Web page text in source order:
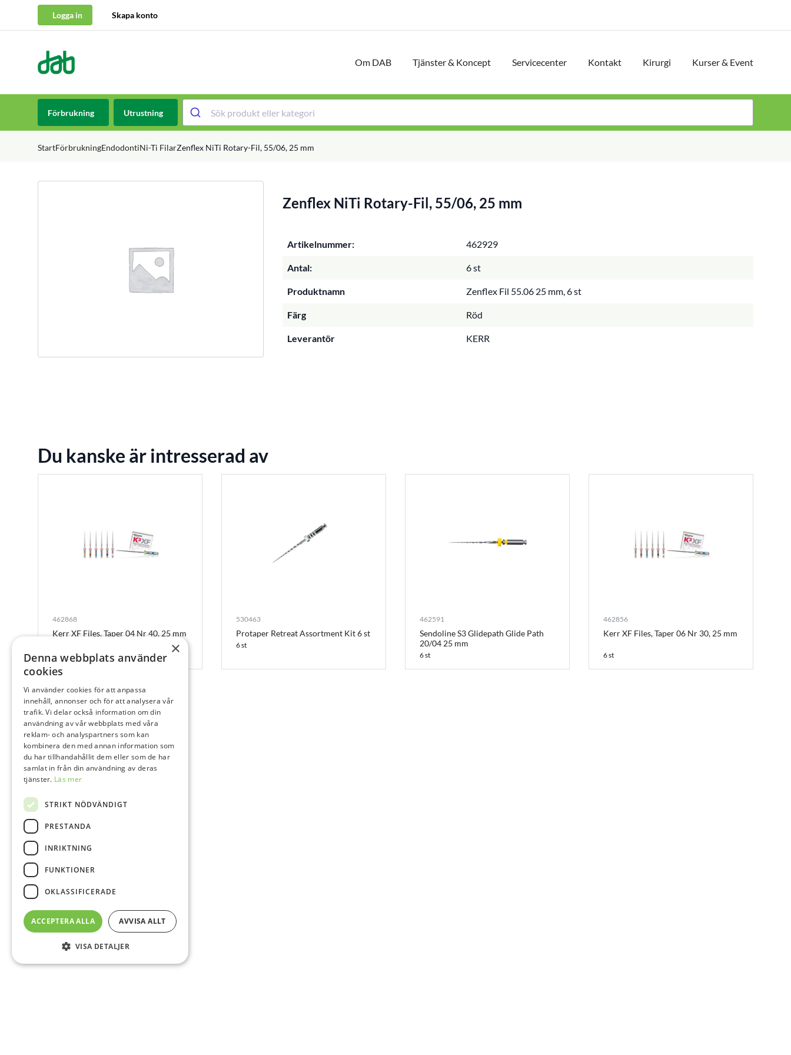
Logga in Skapa konto
DAB Dental Om DAB Tjänster & Koncept Servicecenter Kontakt Kirurgi Kurser & Event
Förbrukning Utrustning
StartFörbrukningEndodontiNi-Ti FilarZenflex NiTi Rotary-Fil, 55/06, 25 mm
Zenflex NiTi Rotary-Fil, 55/06, 25 mm
Artikelnummer: 462929
Antal: 6 st
Produktnamn Zenflex Fil 55.06 25 mm, 6 st
Färg Röd
Leverantör KERR
Du kanske är intresserad av
462868
Kerr XF Files, Taper 04 Nr 40, 25 mm
6 st
530463
Protaper Retreat Assortment Kit 6 st
6 st
462591
Sendoline S3 Glidepath Glide Path
20/04 25 mm
6 st
462856
Kerr XF Files, Taper 06 Nr 30, 25 mm
6 st
×
Denna webbplats använder
cookies
Vi använder cookies för att anpassa
innehåll, annonser och för att analysera vår
trafik. Vi delar också information om din
användning av vår webbplats med våra
reklam- och analyspartners som kan
kombinera den med annan information som
du har tillhandahållit dem eller som de har
samlat in från din användning av deras
tjänster. Läs mer
STRIKT NÖDVÄNDIGT
PRESTANDA
INRIKTNING
FUNKTIONER
OKLASSIFICERADE
ACCEPTERA ALLA AVVISA ALLT
VISA DETALJER